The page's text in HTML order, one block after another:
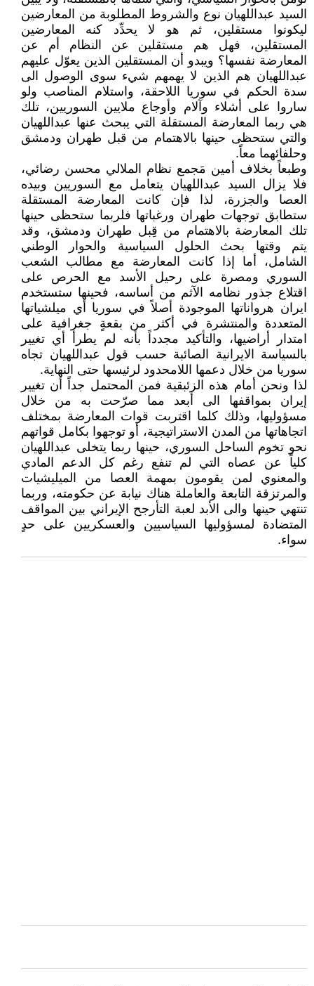
السيد عبداللهيان نوع والشروط المطلوبة من المعارضين
ليكونوا مستقلين، ثم هو لا يحدِّد كنه المعارضين
المستقلين، فهل هم مستقلين عن النظام أم عن
المعارضة نفسها؟ ويبدو أن المستقلين الذين يعوّل عليهم
عبداللهيان هم الذين لا يهمهم شيء سوى الوصول الى
سدة الحكم في سوريا اللاحقة، واستلام المناصب ولو
ساروا على أشلاء وآلام وأوجاع ملايين السوريين، تلك
هي ربما المعارضة المستقلة التي يبحث عنها عبداللهيان
والتي ستحظى حينها بالاهتمام من قبل طهران ودمشق
وحلفائهما معاً.
وطبعاً بخلاف أمين مَجمع نظام الملالي محسن رضائي،
فلا يزال السيد عبداللهيان يتعامل مع السوريين وبيده
العصا والجزرة، لذا فإن كانت المعارضة المستقلة
ستطابق توجهات طهران ورغباتها فلربما ستحظى حينها
تلك المعارضة بالاهتمام من قِبل طهران ودمشق، وقد
يتم وقتها بحث الحلول السياسية والحوار الوطني
الشامل، أما إذا كانت المعارضة مع مطالب الشعب
السوري ومصرة على رحيل الأسد مع الحرص على
اقتلاع جذور نظامه الآثم من أساسه، فحينها ستستخدم
ايران هرواناتها الموجودة أصلاً في سوريا أي ميلشياتها
المتعددة والمنتشرة في أكثر من بقعةٍ جغرافية على
امتدار أراضيها، والتأكيد مجدداً بأنه لم يطرأ أي تغيير
بالسياسة الايرانية الصائبة حسب قول عبداللهيان تجاه
سوريا من خلال دعمها اللامحدود لرئيسها حتى النهاية.
لذا ونحن أمام هذه الزئبقية فمن المحتمل جداً أن تغيير
إيران بمواقفها الى أبعد مما صرّحت به من خلال
مسؤوليها، وذلك كلما اقتربت قوات المعارضة بمختلف
اتجاهاتها من المدن الاستراتيجية، أو توجهوا بكامل قواتهم
نحو تخوم الساحل السوري، حينها ربما يتخلى عبداللهيان
كلياً عن عصاه التي لم تنفع رغم كل الدعم المادي
والمعنوي لمن يقومون بمهمة العصا من الميليشيات
والمرتزقة التابعة والعاملة هناك نيابة عن حكومته، وربما
تنتهي حينها والى الأبد لعبة التأرجح الإيراني بين المواقف
المتضادة لمسؤوليها السياسيين والعسكريين على حدٍ
سواء.